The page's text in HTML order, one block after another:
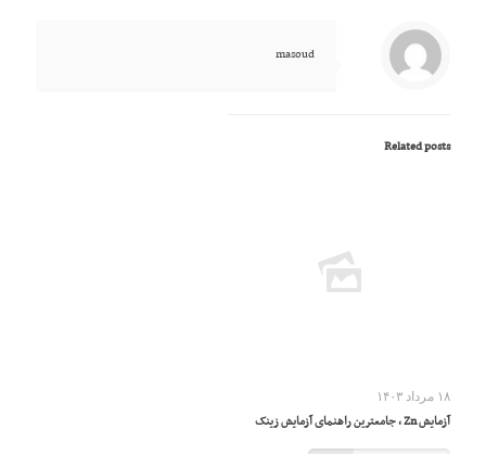
masoud
Related posts
۱۸ مرداد ۱۴۰۳
آزمایش Zn ، جامعترین راهنمای آزمایش زینک